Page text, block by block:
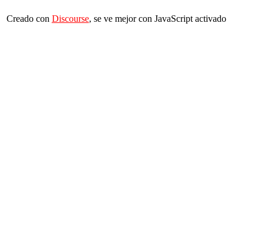
Creado con Discourse, se ve mejor con JavaScript activado